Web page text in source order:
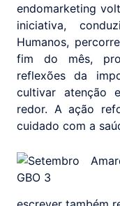
endomarketing
iniciativa,
Humanos,
fim do mês,
reflexões da
cultivar atenção
redor. A ação
cuidado com a